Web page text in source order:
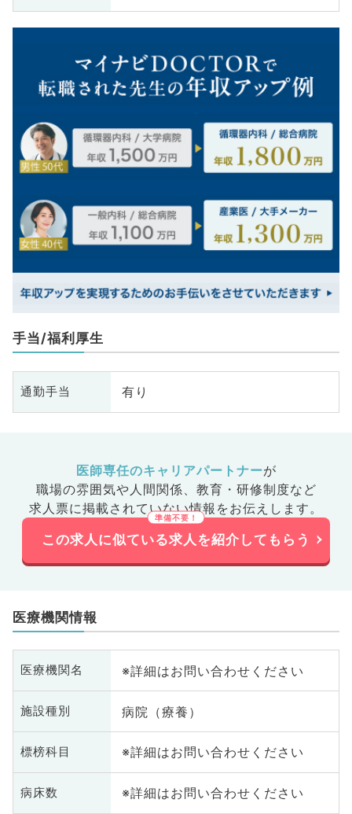
手当/福利厚生
通勤手当 有り
医師専任のキャリアパートナーが
職場の雰囲気や人間関係、 教育・研修制度など
求人票に掲載されていない情報をお伝えします。
この求人に似ている求人を紹介してもらう
医療機関情報
医療機関名 ※詳細はお問い合わせください
施設種別 病院（療養）
標榜科目 ※詳細はお問い合わせください
病床数 ※詳細はお問い合わせください